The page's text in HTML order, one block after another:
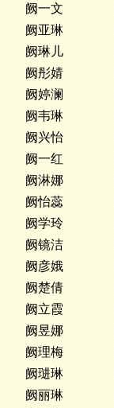
阙一文
阙亚琳
阙琳儿
阙彤婧
阙婷澜
阙韦琳
阙兴怡
阙一红
阙淋娜
阙怡蕊
阙学玲
阙镜洁
阙彦娥
阙楚倩
阙立霞
阙昱娜
阙理梅
阙琎琳
阙丽琳